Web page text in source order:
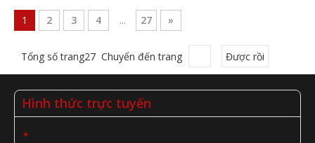
1 2 3 4 ... 27 »
Tổng số trang27 Chuyển đến trang Được rồi
Hình thức trực tuyến
*